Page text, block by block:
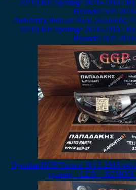
Διακόπτης Φώτων Φλας (Κωδικός:
2210) Kia Sportage 2010-2016 /
Hyundai ix35
Hyundai IX35/Tucson 2013-2015
ημέρας – LED – XENON